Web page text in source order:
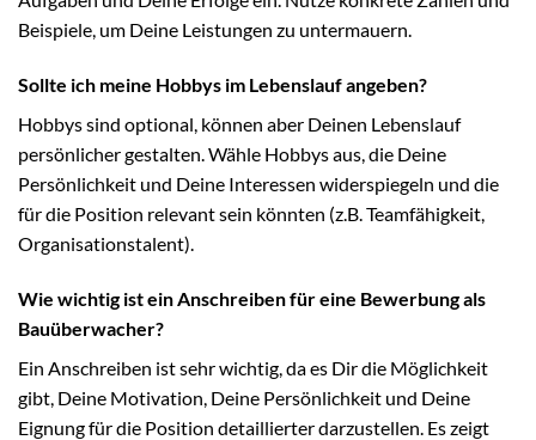
Beispiele, um Deine Leistungen zu untermauern.
Sollte ich meine Hobbys im Lebenslauf angeben?
Hobbys sind optional, können aber Deinen Lebenslauf
persönlicher gestalten. Wähle Hobbys aus, die Deine
Persönlichkeit und Deine Interessen widerspiegeln und die
für die Position relevant sein könnten (z.B. Teamfähigkeit,
Organisationstalent).
Wie wichtig ist ein Anschreiben für eine Bewerbung als
Bauüberwacher?
Ein Anschreiben ist sehr wichtig, da es Dir die Möglichkeit
gibt, Deine Motivation, Deine Persönlichkeit und Deine
Eignung für die Position detaillierter darzustellen. Es zeigt